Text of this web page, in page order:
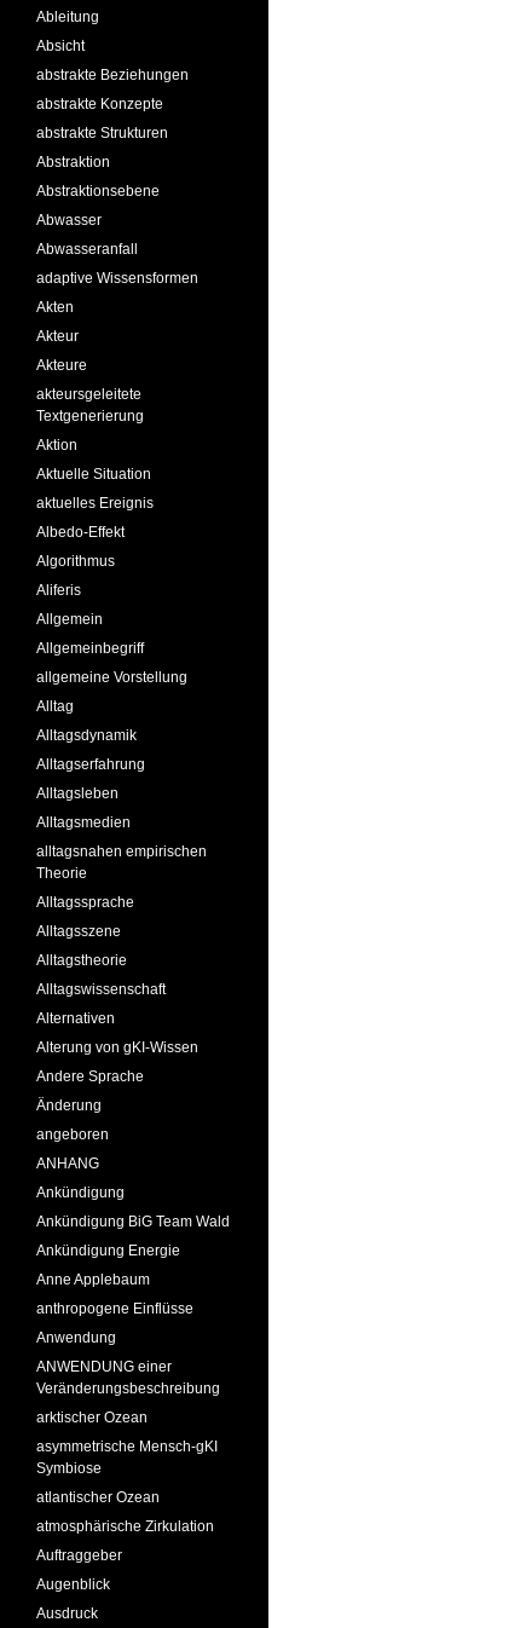
Ableitung
Absicht
abstrakte Beziehungen
abstrakte Konzepte
abstrakte Strukturen
Abstraktion
Abstraktionsebene
Abwasser
Abwasseranfall
adaptive Wissensformen
Akten
Akteur
Akteure
akteursgeleitete
Textgenerierung
Aktion
Aktuelle Situation
aktuelles Ereignis
Albedo-Effekt
Algorithmus
Aliferis
Allgemein
Allgemeinbegriff
allgemeine Vorstellung
Alltag
Alltagsdynamik
Alltagserfahrung
Alltagsleben
Alltagsmedien
alltagsnahen empirischen
Theorie
Alltagssprache
Alltagsszene
Alltagstheorie
Alltagswissenschaft
Alternativen
Alterung von gKI-Wissen
Andere Sprache
Änderung
angeboren
ANHANG
Ankündigung
Ankündigung BiG Team Wald
Ankündigung Energie
Anne Applebaum
anthropogene Einflüsse
Anwendung
ANWENDUNG einer
Veränderungsbeschreibung
arktischer Ozean
asymmetrische Mensch-gKI
Symbiose
atlantischer Ozean
atmosphärische Zirkulation
Auftraggeber
Augenblick
Ausdruck